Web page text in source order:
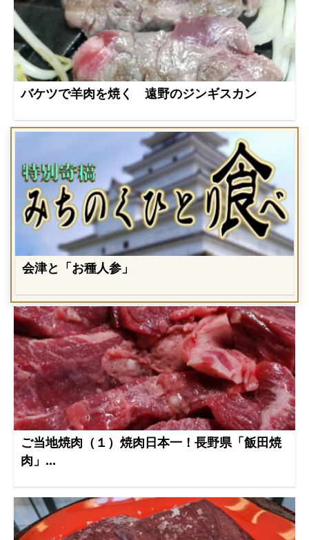
バケツで羊肉を焼く 遠野のジンギスカン
会津と「お種人参」
ご当地焼肉（１）焼肉日本一！長野県「飯田焼
肉」...